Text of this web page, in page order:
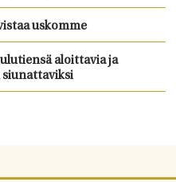
uskomme
aloittavia ja
siunattaviksi